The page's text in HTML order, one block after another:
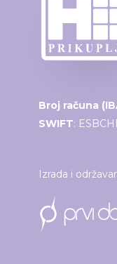
Broj računa
SWIFT:
Izrada i